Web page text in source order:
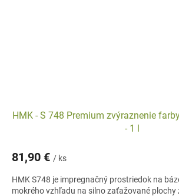
HMK - S 748 Premium zvýraznenie
- 1 l
81,90 € / ks
HMK S748 je impregnačný prostriedok na
mokrého vzhľadu na silno zaťažované plochy